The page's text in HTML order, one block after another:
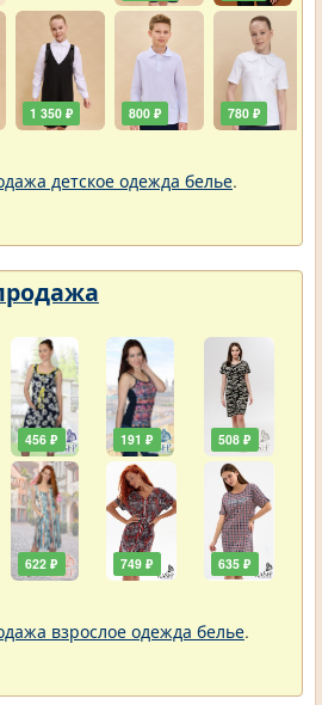
1 350 ₽ 800 ₽ 780 ₽
детское одежда белье.
456 ₽
622 ₽
191 ₽
749 ₽
508 ₽
635 ₽
взрослое одежда белье.